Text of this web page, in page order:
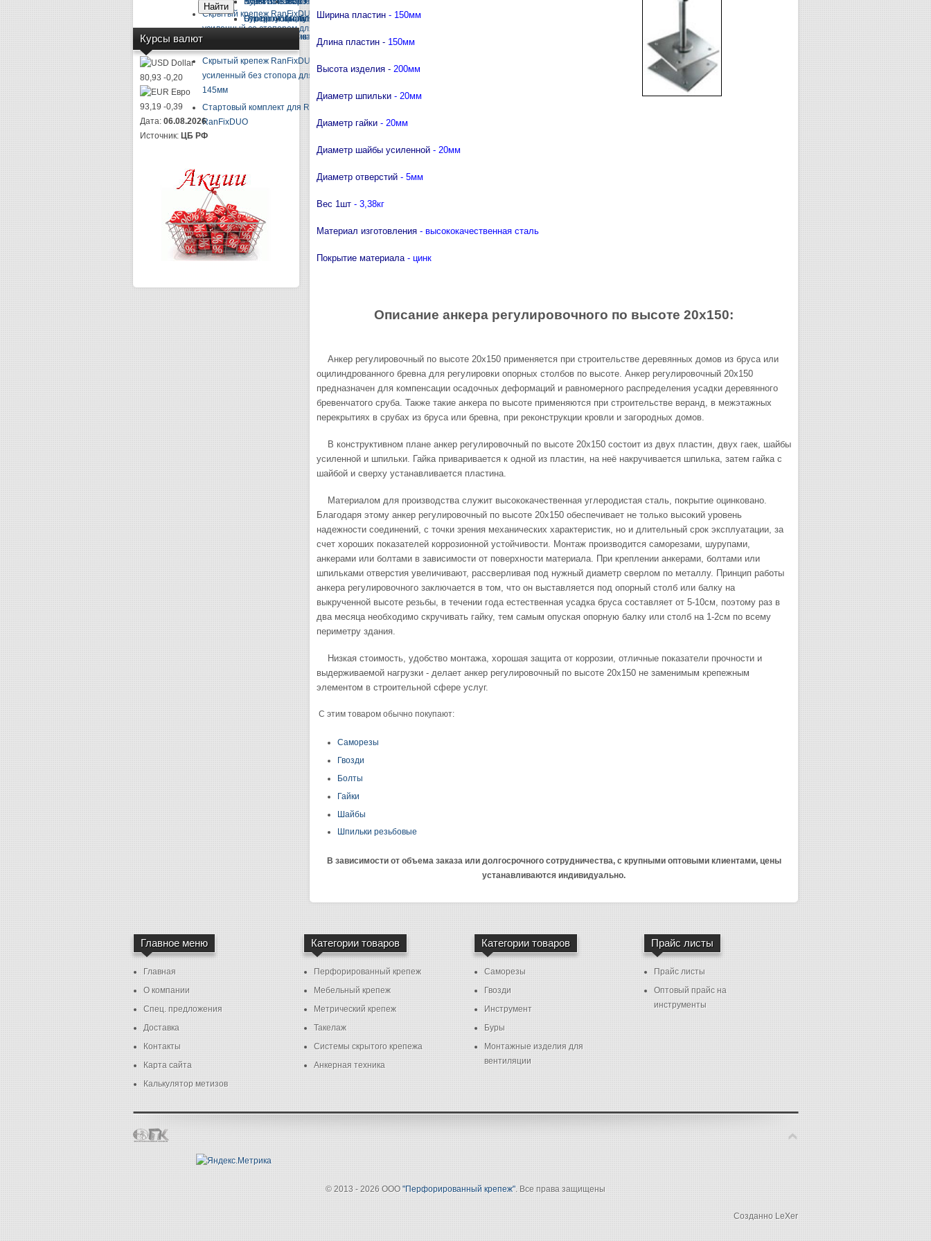
Скрытый крепеж RanFixDUO 80мм
усиленный со стопором для доски от
Скрытый крепеж RanFixDUO 80мм
усиленный без стопора для доски от
145мм
Стартовый комплект для RanFixPOWER и
RanFixDUO
Молотки-гвоздодеры
Молотки специальные
Плоскогубцы, кусачки, тонкогубцы Targ
Отвертки и набор отверток "Nox"
Отвертка-индикатор USH
Бур проломной KRASHER "RENNBOHR"
Курсы валют
Dollar
80,93 -0,20
Евро
93,19 -0,39
Дата: 06.08.2026
Источник: ЦБ РФ
Ширина пластин - 150мм
Длина пластин - 150мм
Высота изделия - 200мм
Диаметр шпильки - 20мм
Диаметр гайки - 20мм
Диаметр шайбы усиленной - 20мм
Диаметр отверстий - 5мм
Вес 1шт - 3,38кг
Материал изготовления - высококачественная сталь
Покрытие материала- цинк
Описание анкера регулировочного по высоте 20х150:
Анкер регулировочный по высоте 20х150 применяется при строительстве деревянных домов из бруса или
оцилиндрованного бревна для регулировки опорных столбов по высоте. Анкер регулировочный 20х150
предназначен для компенсации осадочных деформаций и равномерного распределения усадки деревянного
бревенчатого сруба. Также такие анкера по высоте применяются при строительстве веранд, в межэтажных
перекрытиях в срубах из бруса или бревна, при реконструкции кровли и загородных домов.
В конструктивном плане анкер регулировочный по высоте 20х150 состоит из двух пластин, двух гаек, шайбы
усиленной и шпильки. Гайка приваривается к одной из пластин, на неё накручивается шпилька, затем гайка с
шайбой и сверху устанавливается пластина.
Материалом для производства служит высококачественная углеродистая сталь, покрытие оцинковано.
Благодаря этому анкер регулировочный по высоте 20х150 обеспечивает не только высокий уровень
надежности соединений, с точки зрения механических характеристик, но и длительный срок эксплуатации, за
счет хороших показателей коррозионной устойчивости. Монтаж производится саморезами, шурупами,
анкерами или болтами в зависимости от поверхности материала. При креплении анкерами, болтами или
шпильками отверстия увеличивают, рассверливая под нужный диаметр сверлом по металлу. Принцип работы
анкера регулировочного заключается в том, что он выставляется под опорный столб или балку на
выкрученной высоте резьбы, в течении года естественная усадка бруса составляет от 5-10см, поэтому раз в
два месяца необходимо скручивать гайку, тем самым опуская опорную балку или столб на 1-2см по всему
периметру здания.
Низкая стоимость, удобство монтажа, хорошая защита от коррозии, отличные показатели прочности и
выдерживаемой нагрузки - делает анкер регулировочный по высоте 20х150 не заменимым крепежным
элементом в строительной сфере услуг.
С этим товаром обычно покупают:
Саморезы
Гвозди
Болты
Гайки
Шайбы
Шпильки резьбовые
В зависимости от объема заказа или долгосрочного сотрудничества, с крупными оптовыми клиентами, цены
устанавливаются индивидуально.
Главное меню
Главная
О компании
Спец. предложения
Доставка
Контакты
Карта сайта
Калькулятор метизов
Категории товаров
Перфорированный крепеж
Мебельный крепеж
Метрический крепеж
Такелаж
Системы скрытого крепежа
Анкерная техника
Категории товаров
Саморезы
Гвозди
Инструмент
Буры
Монтажные изделия для
вентиляции
Прайс листы
Прайс листы
Оптовый прайс на
инструменты
© 2013 - 2026 ООО"Перфорированный крепеж" . Все права защищены
Созданно LeXer